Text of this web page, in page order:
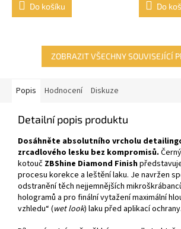
Do košíku Do
ZOBRAZIT VŠECHNY SOUVISEJÍCÍ
Popis Hodnocení Diskuze
Detailní popis produktu
Dosáhněte absolutního vrcholu
zrcadlového lesku bez kompromisů.
kotouč ZBShine Diamond Finish
procesu korekce a leštění laku. Je navržen
odstranění těch nejjemnějších
hologramů a pro finální vytažení maximální
vzhledu“ (wet look) laku před aplikací ochrany.